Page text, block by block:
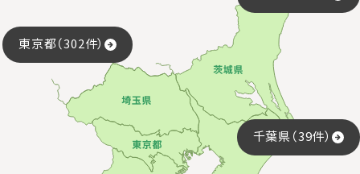
東京都（302件）
千葉県（39件）